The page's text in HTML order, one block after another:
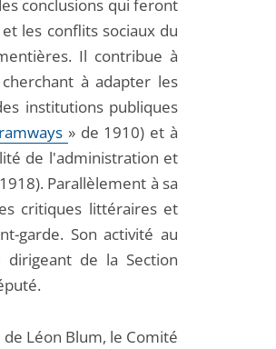
conclusions qui feront
les conflits sociaux du
Il contribue à
à adapter les
institutions publiques
» de 1910) et à
de l'administration et
Parallèlement à sa
critiques littéraires et
garde. Son activité au
dirigeant de la Section
de Léon Blum, le Comité